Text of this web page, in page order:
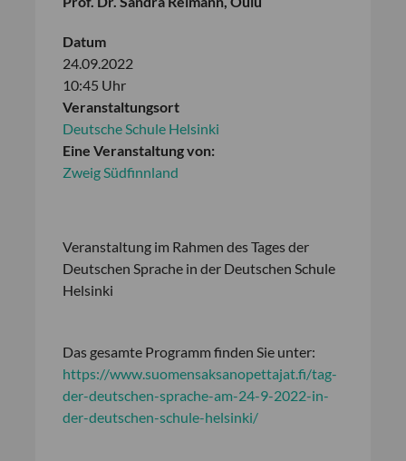
Datum
24.09.2022
10:45 Uhr
Veranstaltungsort
Deutsche Schule Helsinki
Eine Veranstaltung von:
Zweig Südfinnland
Veranstaltung im Rahmen des Tages der
Deutschen Sprache in der Deutschen Schule
Helsinki
Das gesamte Programm finden Sie unter:
https://www.suomensaksanopettajat.fi/tag-
der-deutschen-sprache-am-24-9-2022-in-
der-deutschen-schule-helsinki/